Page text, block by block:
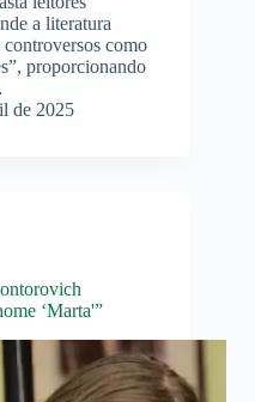
a literatura
controversos como
proporcionando
de 2025
‘Marta'”